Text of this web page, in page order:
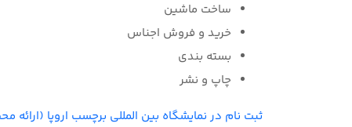
ساخت ماشین
خرید و فروش اجناس
بسته بندی
چاپ و نشر
ثبت نام در نمایشگاه بین المللی برچسب اروپا (ارائه